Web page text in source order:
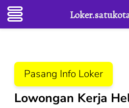
konten
(Tekan
Enter)
Pasang Info Loker
Lowongan Kerja